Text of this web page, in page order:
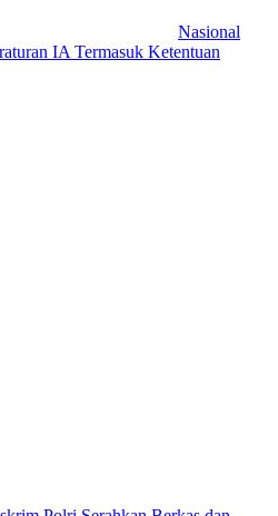
Nasional
IA Termasuk Ketentuan